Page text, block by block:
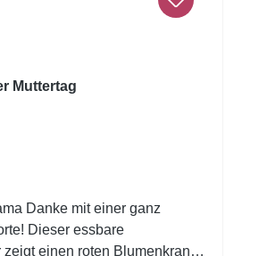
Muttertag
Danke mit einer ganz
Dieser essbare
zeigt einen roten Blumenkranz